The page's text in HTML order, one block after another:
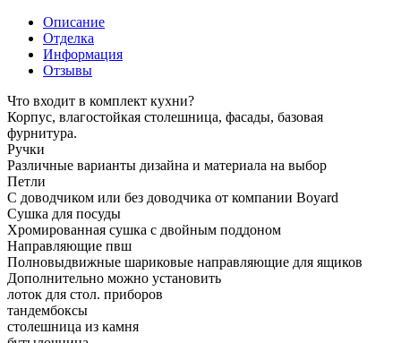
Описание
Отделка
Информация
Отзывы
Что входит в комплект кухни?
Корпус, влагостойкая столешница, фасады, базовая
фурнитура.
Ручки
Различные варианты дизайна и материала на выбор
Петли
С доводчиком или без доводчика от компании Boyard
Сушка для посуды
Хромированная сушка с двойным поддоном
Направляющие пвш
Полновыдвижные шариковые направляющие для ящиков
Дополнительно можно установить
лоток для стол. приборов
тандембоксы
столешница из камня